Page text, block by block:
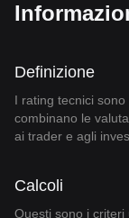
Definizione
I rating tecnici
combinano le
ai trader e agli
Calcoli
Questi sono i